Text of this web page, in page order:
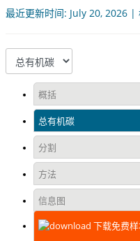
最近更新时间: July 20, 2026 |
概括
总有机碳
分割
方法
信息图
下载免费